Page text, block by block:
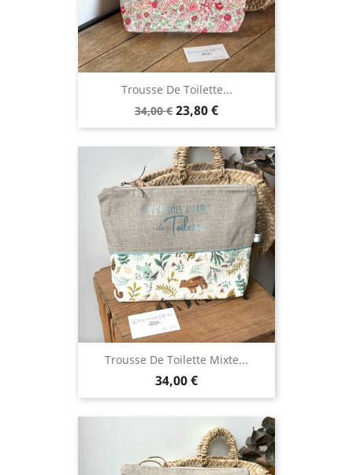
Trousse De Toilette...
Prix
de
34,00 € Prix
23,80 €
Trousse De Toilette Mixte...
Prix
34,00 €